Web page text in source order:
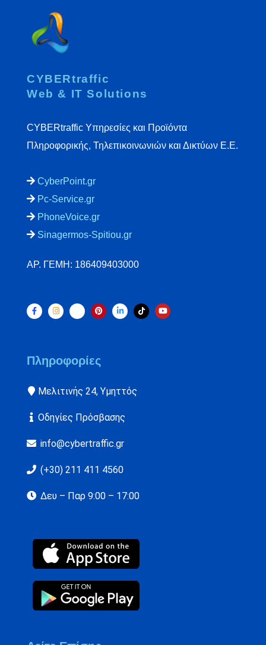
CYBERtraffic
Web & IT Solutions
CYBERtraffic Υπηρεσίες και Προϊόντα
Πληροφορικής, Τηλεπικοινωνιών και Δικτύων Ε.Ε.
CyberPoint.gr
Pc-Service.gr
PhoneVoice.gr
Sinagermos-Spitiou.gr
ΑΡ. ΓΕΜΗ: 186409403000
Πληροφορίες
Μελιτινής 24, Υμηττός
Οδηγίες Πρόσβασης
info@cybertraffic.gr
(+30) 211 411 4560
Δευ – Παρ 9:00 – 17:00